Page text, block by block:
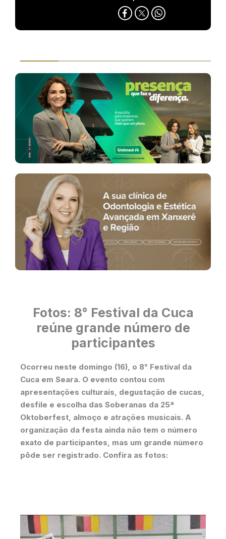
Fotos: 8° Festival da Cuca
reúne grande número de
participantes
Ocorreu neste domingo (16), o 8° Festival da
Cuca em Seara. O evento contou com
apresentações culturais, degustação de cucas,
desfile e escolha das Soberanas da 25ª
Oktoberfest, almoço e atrações musicais. A
organização da festa ainda não tem o número
exato de participantes, mas um grande número
pôde ser registrado. Confira as fotos: